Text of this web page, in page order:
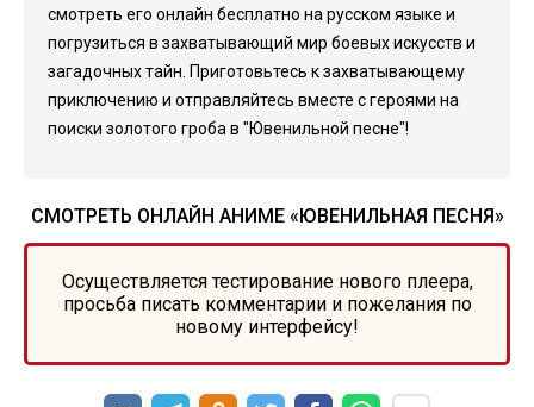
смотреть его онлайн бесплатно на русском языке и
погрузиться в захватывающий мир боевых искусств и
загадочных тайн. Приготовьтесь к захватывающему
приключению и отправляйтесь вместе с героями на
поиски золотого гроба в "Ювенильной песне"!
СМОТРЕТЬ ОНЛАЙН АНИМЕ «ЮВЕНИЛЬНАЯ ПЕСНЯ»
Осуществляется тестирование нового плеера,
просьба писать комментарии и пожелания по
новому интерфейсу!